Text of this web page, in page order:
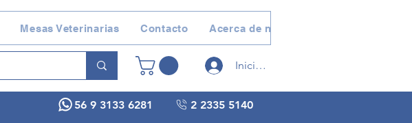
Mesas Veterinarias Contacto Acerca de nosotros
Iniciar sesión
2 2335 5140
56 9 3133 6281